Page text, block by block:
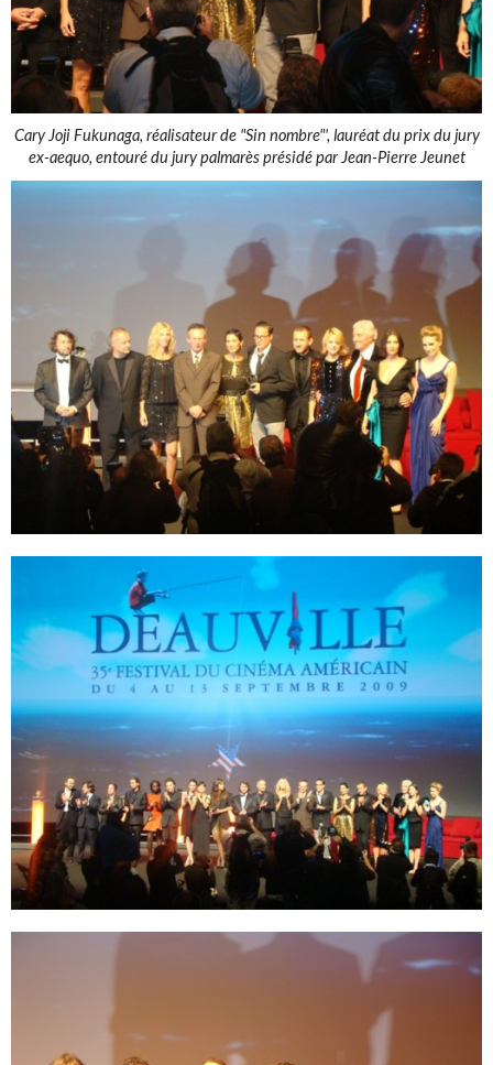
Cary Joji Fukunaga, réalisateur de "Sin nombre"', lauréat du prix du jury
ex-aequo, entouré du jury palmarès présidé par Jean-Pierre Jeunet